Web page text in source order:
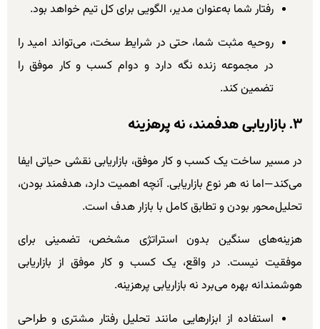
رفتار شما به‌عنوان مدیر، الگویی برای کل تیم خواهد بود.
روحیه مثبت شما، حتی در شرایط سخت، می‌تواند امید را
در مجموعه زنده نگه دارد و دوام کسب و کار موفق را
تضمین کند.
۳. بازاریابی هدفمند، نه پرهزینه
در مسیر ساخت یک کسب و کار موفق، بازاریابی نقشی حیاتی ایفا
می‌کند—اما نه هر نوع بازاریابی. آنچه اهمیت دارد، هدفمند بودن،
تحلیل‌محور بودن و تطابق کامل با بازار هدف است.
هزینه‌های سنگین بدون استراتژی مشخص، تضمینی برای
موفقیت نیست. در واقع، یک کسب و کار موفق از بازاریابی
هوشمندانه بهره می‌برد نه بازاریابی پرهزینه.
استفاده از ابزارهایی مانند تحلیل رفتار مشتری و طراحی